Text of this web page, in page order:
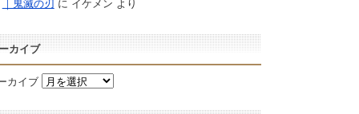
｜鬼滅の刃 に イケメン より
カイブ
カイブ